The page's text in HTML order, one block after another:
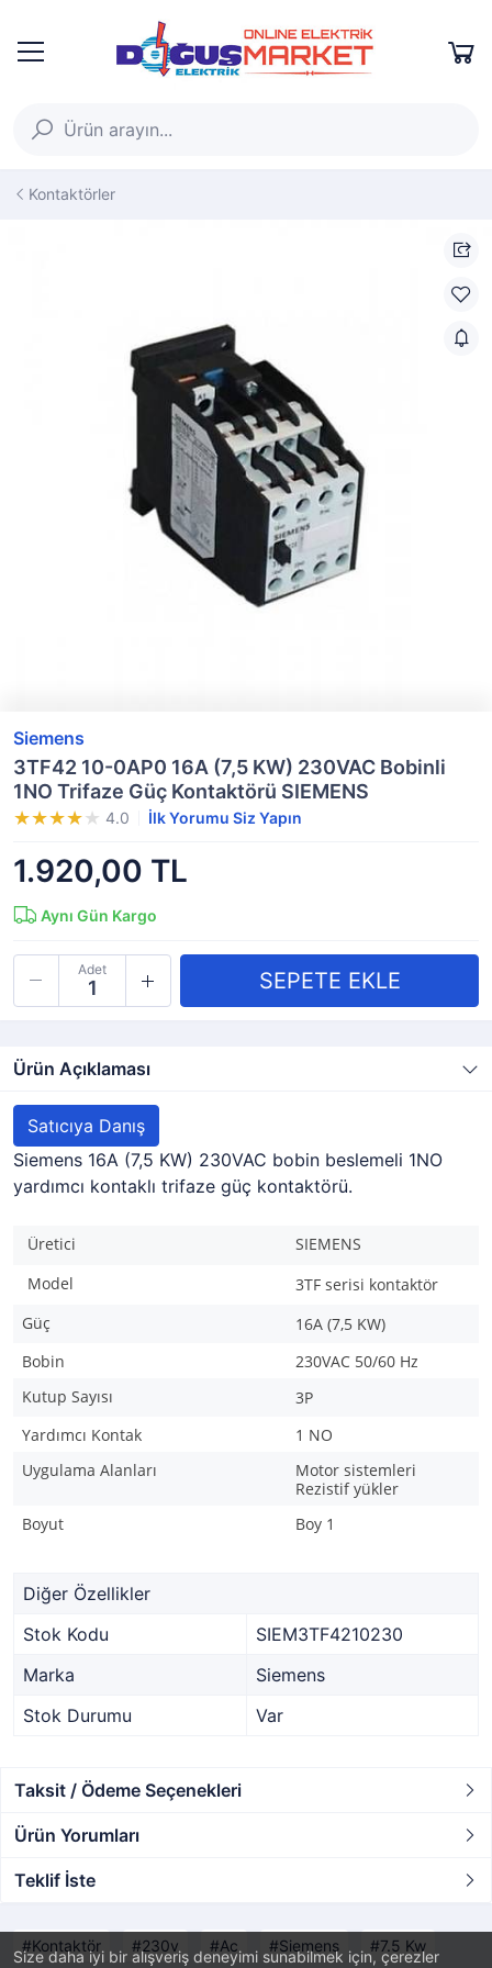
Size daha iyi bir alışveriş deneyimi sunabilmek için, çerezler
Kontaktörler
Siemens
3TF42 10-0AP0 16A (7,5 KW) 230VAC Bobinli
1NO Trifaze Güç Kontaktörü SIEMENS
4.0 İlk Yorumu Siz Yapın
1.920,00 TL
Aynı Gün Kargo
Adet
Ürün Açıklaması
Satıcıya Danış
Siemens 16A (7,5 KW) 230VAC bobin beslemeli 1NO
yardımcı kontaklı trifaze güç kontaktörü.
Üretici
SIEMENS
Model
3TF serisi kontaktör
Güç
16A (7,5 KW)
Bobin
230VAC 50/60 Hz
Kutup Sayısı
3P
Yardımcı Kontak
1 NO
Uygulama Alanları
Motor sistemleri
Rezistif yükler
Boyut
Boy 1
Diğer Özellikler
Stok Kodu
SIEM3TF4210230
Marka
Siemens
Stok Durumu
Var
Taksit / Ödeme Seçenekleri
Ürün Yorumları
Teklif İste
Kontaktör 230v Ac Siemens 7.5 Kw